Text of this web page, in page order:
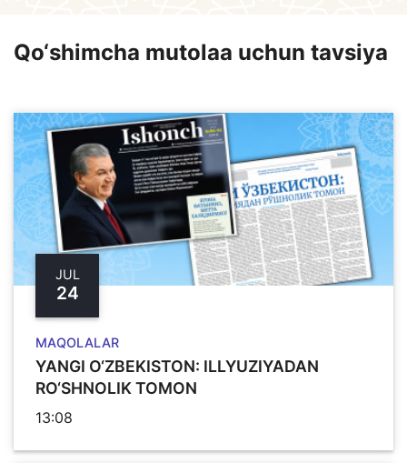
Qo‘shimcha mutolaa uchun tavsiya
JUL
24
MAQOLALAR
YANGI O‘ZBЕKISTON: ILLYUZIYADAN
RO‘SHNOLIK TOMON
13:08